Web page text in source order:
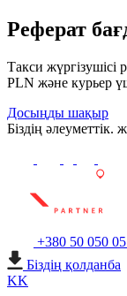
Реферат
Такси жүргізушісі
PLN және курьер
Досыңды шақыр
Біздің әлеуметтік.
+380 50 050
Біздің қолданба
KK